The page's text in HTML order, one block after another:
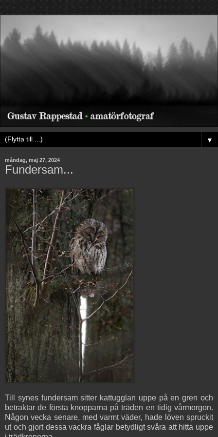
▼
måndag, maj 27, 2024
Fundersam...
Till synes fundersam sitter kattugglan uppe på en gren och
betraktar de första knopparna på träden en tidig vårmorgon.
Någon vecka senare, med varmt väder, hade löven spruckit
ut och gjort dessa vackra fåglar betydligt svåra att hitta uppe